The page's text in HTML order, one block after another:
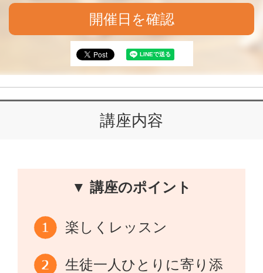
開催日を確認
講座内容
▼ 講座のポイント
楽しくレッスン
生徒一人ひとりに寄り添